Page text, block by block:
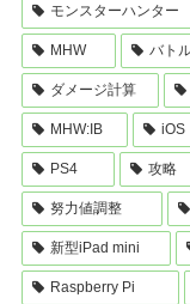
モンスターハンター
MHW バト
ダメージ計算
MHW:IB iOS
PS4 攻略
努力値調整
新型iPad mini
Raspberry Pi